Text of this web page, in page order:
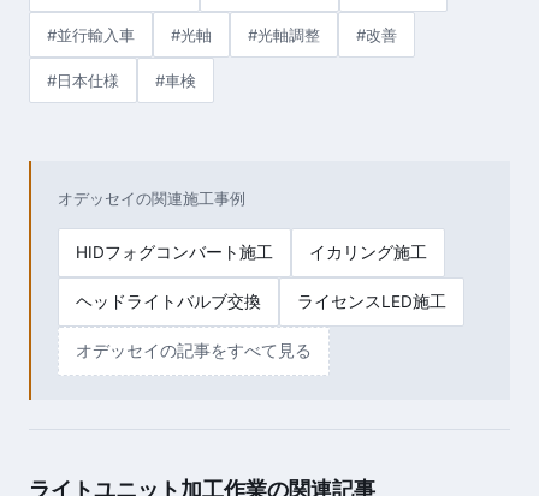
#並行輸入車 #光軸 #光軸調整 #改善
#日本仕様 #車検
オデッセイの関連施工事例
HIDフォグコンバート施工 イカリング施工
ヘッドライトバルブ交換 ライセンスLED施工
オデッセイの記事をすべて見る
ライトユニット加工作業の関連記事